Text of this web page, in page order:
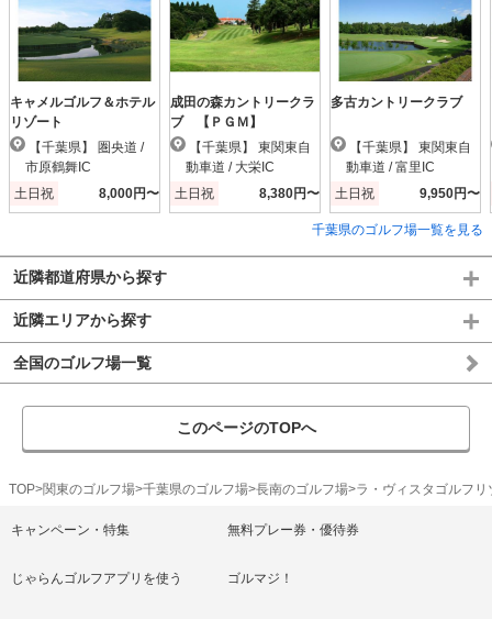
キャメルゴルフ＆ホテル
リゾート
市原鶴舞IC
土日祝
8,000円〜
成田の森カントリークラ
ブ 【ＰＧＭ】
動車道 / 大栄IC
土日祝
8,380円〜
多古カントリークラブ
動車道 / 富里IC
土日祝
9,950円〜
千葉県のゴルフ場一覧を見る
近隣都道府県から探す
近隣エリアから探す
全国のゴルフ場一覧
このページのTOPへ
TOP 関東のゴルフ場 千葉県のゴルフ場 長南のゴルフ場 ラ・ヴィスタゴルフ
キャンペーン・特集 無料プレー券・優待券
じゃらんゴルフアプリを使う ゴルマジ！